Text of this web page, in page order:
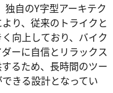
自のY字型アーキテク
り、従来のトライクと
向上しており、バイク
ーに自信とリラックス
るため、長時間のツー
きる設計となってい